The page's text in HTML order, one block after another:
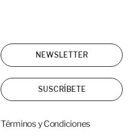
NEWSLETTER
SUSCRÍBETE
Términos y Condiciones